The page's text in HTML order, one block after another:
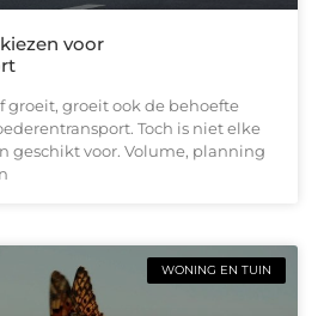
voor
groeit, groeit ook de behoefte
Toch is niet elke
geschikt voor. Volume, planning
WONING EN TUIN